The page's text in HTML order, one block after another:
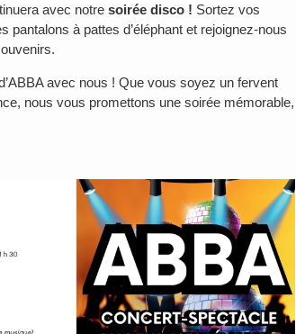
avec notre soirée disco ! Sortez vos
à pattes d’éléphant et rejoignez-nous
avec nous ! Que vous soyez un fervent
nous vous promettons une soirée mémorable,